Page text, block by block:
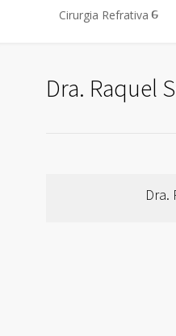
Cirurgia Refrativa
Dra. Raquel
Dra.